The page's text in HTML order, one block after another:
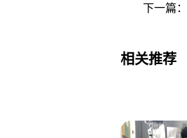
下一篇：
相关推荐